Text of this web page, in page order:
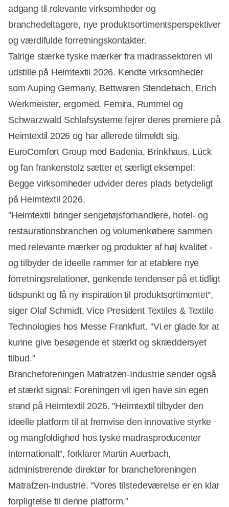
adgang til relevante virksomheder og
branchedeltagere, nye produktsortimentsperspektiver
og værdifulde forretningskontakter.
Talrige stærke tyske mærker fra madrassektoren vil
udstille på Heimtextil 2026. Kendte virksomheder
som Auping Germany, Bettwaren Stendebach, Erich
Werkmeister, ergomed, Femira, Rummel og
Schwarzwald Schlafsysteme fejrer deres premiere på
Heimtextil 2026 og har allerede tilmeldt sig.
EuroComfort Group med Badenia, Brinkhaus, Lück
og fan frankenstolz sætter et særligt eksempel:
Begge virksomheder udvider deres plads betydeligt
på Heimtextil 2026.
"Heimtextil bringer sengetøjsforhandlere, hotel- og
restaurationsbranchen og volumenkøbere sammen
med relevante mærker og produkter af høj kvalitet -
og tilbyder de ideelle rammer for at etablere nye
forretningsrelationer, genkende tendenser på et tidligt
tidspunkt og få ny inspiration til produktsortimentet",
siger Olaf Schmidt, Vice President Textiles & Textile
Technologies hos Messe Frankfurt. "Vi er glade for at
kunne give besøgende et stærkt og skræddersyet
tilbud."
Brancheforeningen Matratzen-Industrie sender også
et stærkt signal: Foreningen vil igen have sin egen
stand på Heimtextil 2026. "Heimtextil tilbyder den
ideelle platform til at fremvise den innovative styrke
og mangfoldighed hos tyske madrasproducenter
internationalt", forklarer Martin Auerbach,
administrerende direktør for brancheforeningen
Matratzen-Industrie. "Vores tilstedeværelse er en klar
forpligtelse til denne platform."